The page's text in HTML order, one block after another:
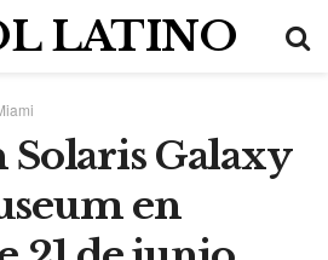
LATINO
Galaxy
en